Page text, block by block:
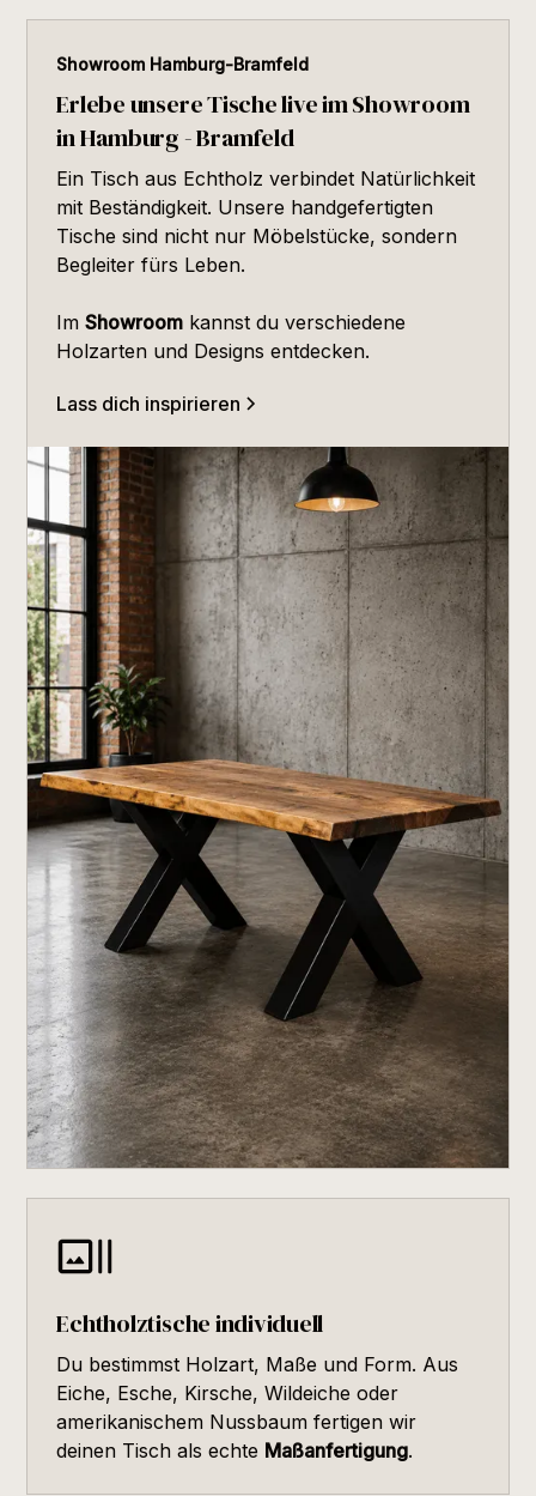
Showroom Hamburg-Bramfeld
Erlebe unsere Tische live im Showroom
in Hamburg - Bramfeld
Ein Tisch aus Echtholz verbindet Natürlichkeit
mit Beständigkeit. Unsere handgefertigten
Tische sind nicht nur Möbelstücke, sondern
Begleiter fürs Leben.
ImShowroom kannst du verschiedene
Holzarten und Designs entdecken.
Lass dich inspirieren
Echtholztische individuell
Du bestimmst Holzart, Maße und Form. Aus
Eiche, Esche, Kirsche, Wildeiche oder
amerikanischem Nussbaum fertigen wir
deinen Tisch als echte Maßanfertigung.